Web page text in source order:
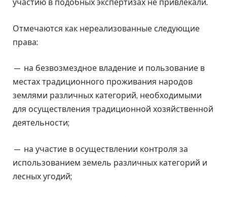
участию в подобных экспертизах не привлекали.
Отмечаются как нереализованные следующие
права:
— на безвозмездное владение и пользование в
местах традиционного проживания народов
землями различных категорий, необходимыми
для осуществления традиционной хозяйственной
деятельности;
— на участие в осуществлении контроля за
использованием земель различных категорий и
лесных угодий;